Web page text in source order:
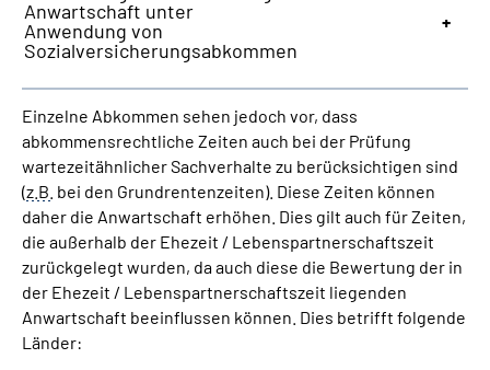
Anwartschaft unter
Anwendung von
Sozialversicherungsabkommen
Einzelne Abkommen sehen jedoch vor, dass
abkommensrechtliche Zeiten auch bei der Prüfung
wartezeitähnlicher Sachverhalte zu berücksichtigen sind
(z.B. bei den Grundrentenzeiten). Diese Zeiten können
daher die Anwartschaft erhöhen. Dies gilt auch für Zeiten,
die außerhalb der Ehezeit / Lebenspartnerschaftszeit
zurückgelegt wurden, da auch diese die Bewertung der in
der Ehezeit / Lebenspartnerschaftszeit liegenden
Anwartschaft beeinflussen können. Dies betrifft folgende
Länder: